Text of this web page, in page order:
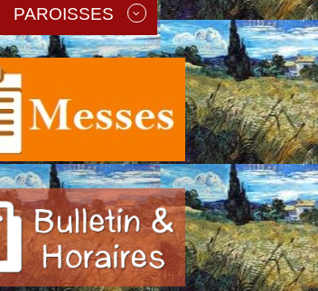
PAROISSES